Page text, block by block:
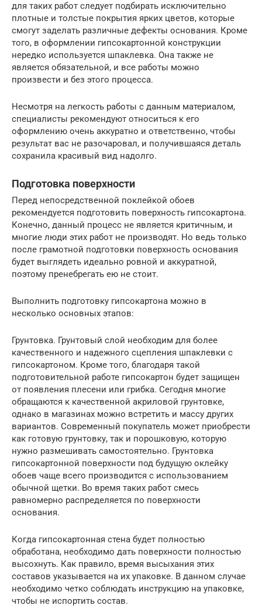
для таких работ следует подбирать исключительно
плотные и толстые покрытия ярких цветов, которые
смогут заделать различные дефекты основания. Кроме
того, в оформлении гипсокартонной конструкции
нередко используется шпаклевка. Она также не
является обязательной, и все работы можно
произвести и без этого процесса.
Несмотря на легкость работы с данным материалом,
специалисты рекомендуют относиться к его
оформлению очень аккуратно и ответственно, чтобы
результат вас не разочаровал, и получившаяся деталь
сохранила красивый вид надолго.
Подготовка поверхности
Перед непосредственной поклейкой обоев
рекомендуется подготовить поверхность гипсокартона.
Конечно, данный процесс не является критичным, и
многие люди этих работ не производят. Но ведь только
после грамотной подготовки поверхность основания
будет выглядеть идеально ровной и аккуратной,
поэтому пренебрегать ею не стоит.
Выполнить подготовку гипсокартона можно в
несколько основных этапов:
Грунтовка. Грунтовый слой необходим для более
качественного и надежного сцепления шпаклевки с
гипсокартоном. Кроме того, благодаря такой
подготовительной работе гипсокартон будет защищен
от появления плесени или грибка. Сегодня многие
обращаются к качественной акриловой грунтовке,
однако в магазинах можно встретить и массу других
вариантов. Современный покупатель может приобрести
как готовую грунтовку, так и порошковую, которую
нужно размешивать самостоятельно. Грунтовка
гипсокартонной поверхности под будущую оклейку
обоев чаще всего производится с использованием
обычной щетки. Во время таких работ смесь
равномерно распределяется по поверхности
основания.
Когда гипсокартонная стена будет полностью
обработана, необходимо дать поверхности полностью
высохнуть. Как правило, время высыхания этих
составов указывается на их упаковке. В данном случае
необходимо четко соблюдать инструкцию на упаковке,
чтобы не испортить состав.